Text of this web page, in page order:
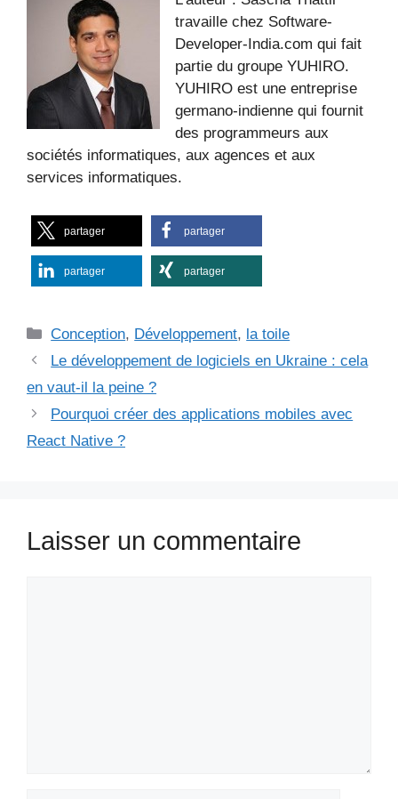
travaille chez Software-
Developer-India.com qui fait
partie du groupe YUHIRO.
YUHIRO est une entreprise
germano-indienne qui fournit
des programmeurs aux
sociétés informatiques, aux agences et aux
services informatiques.
partager partager
partager partager
Catégories
Conception, Développement, la toile
Le développement de logiciels en Ukraine : cela
en vaut-il la peine ?
Pourquoi créer des applications mobiles avec
React Native ?
Laisser un commentaire